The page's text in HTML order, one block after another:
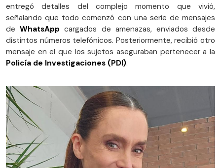
entregó detalles del complejo momento que vivió,
señalando que todo comenzó con una serie de mensajes
deWhatsApp cargados de amenazas, enviados desde
distintos números telefónicos. Posteriormente, recibió otro
mensaje en el que los sujetos aseguraban pertenecer a la
Policía de Investigaciones (PDI).